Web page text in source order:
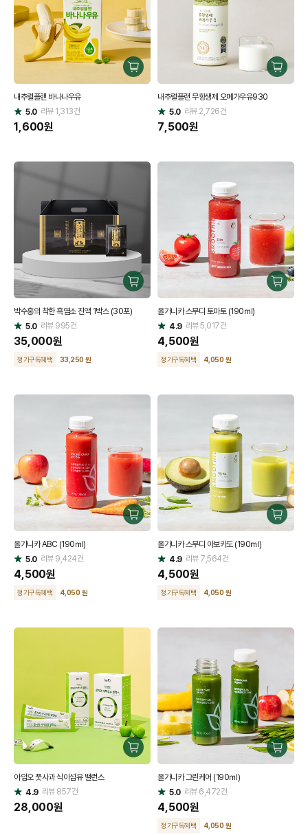
구
매
내추럴플랜 바나나우유
별
점
5.0 리뷰1,313건
1,600원
구
매
내추럴플랜 무항생제 오메가우유930
별
점
5.0 리뷰2,726건
7,500원
구
매
박수홍의 착한 흑염소 진액 1박스 (30포)
별
점
5.0 리뷰995건
35,000원
정기구독혜택 33,250 원
구
매
올가니카 스무디 토마토 (190㎖)
별
점
4.9 리뷰5,017건
4,500원
정기구독혜택 4,050 원
구
매
올가니카 ABC (190㎖)
별
점
5.0 리뷰9,424건
4,500원
정기구독혜택 4,050 원
구
매
올가니카 스무디 아보카도 (190㎖)
별
점
4.9 리뷰7,564건
4,500원
정기구독혜택 4,050 원
구
매
아임오 풋사과 식이섬유 밸런스
별
점
4.9 리뷰857건
28,000원
구
매
올가니카 그린케어 (190㎖)
별
점
5.0 리뷰6,472건
4,500원
정기구독혜택 4,050 원